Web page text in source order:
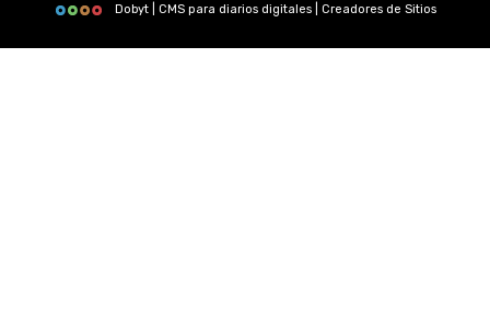
Dobyt | CMS para diarios digitales | Creadores de Sitios